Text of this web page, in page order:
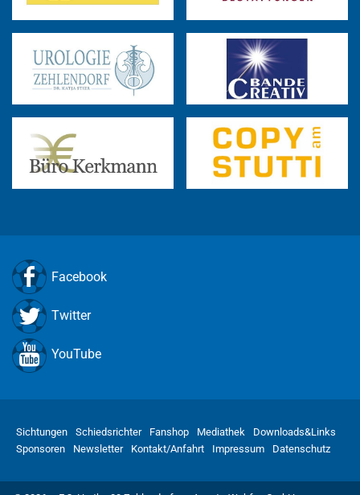
Facebook
Twitter
YouTube
Sichtungen Schiedsrichter Fanshop Mediathek
Downloads&Links
Sponsoren
Newsletter Kontakt/Anfahrt Impressum Datenschutz